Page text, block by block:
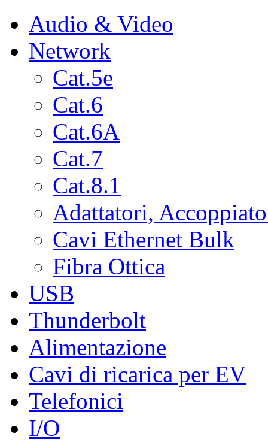
Audio & Video
Network
Cat.5e
Cat.6
Cat.6A
Cat.7
Cat.8.1
Adattatori,
Cavi Ethernet Bulk
Fibra Ottica
USB
Thunderbolt
Alimentazione
Cavi di ricarica per EV
Telefonici
I/O